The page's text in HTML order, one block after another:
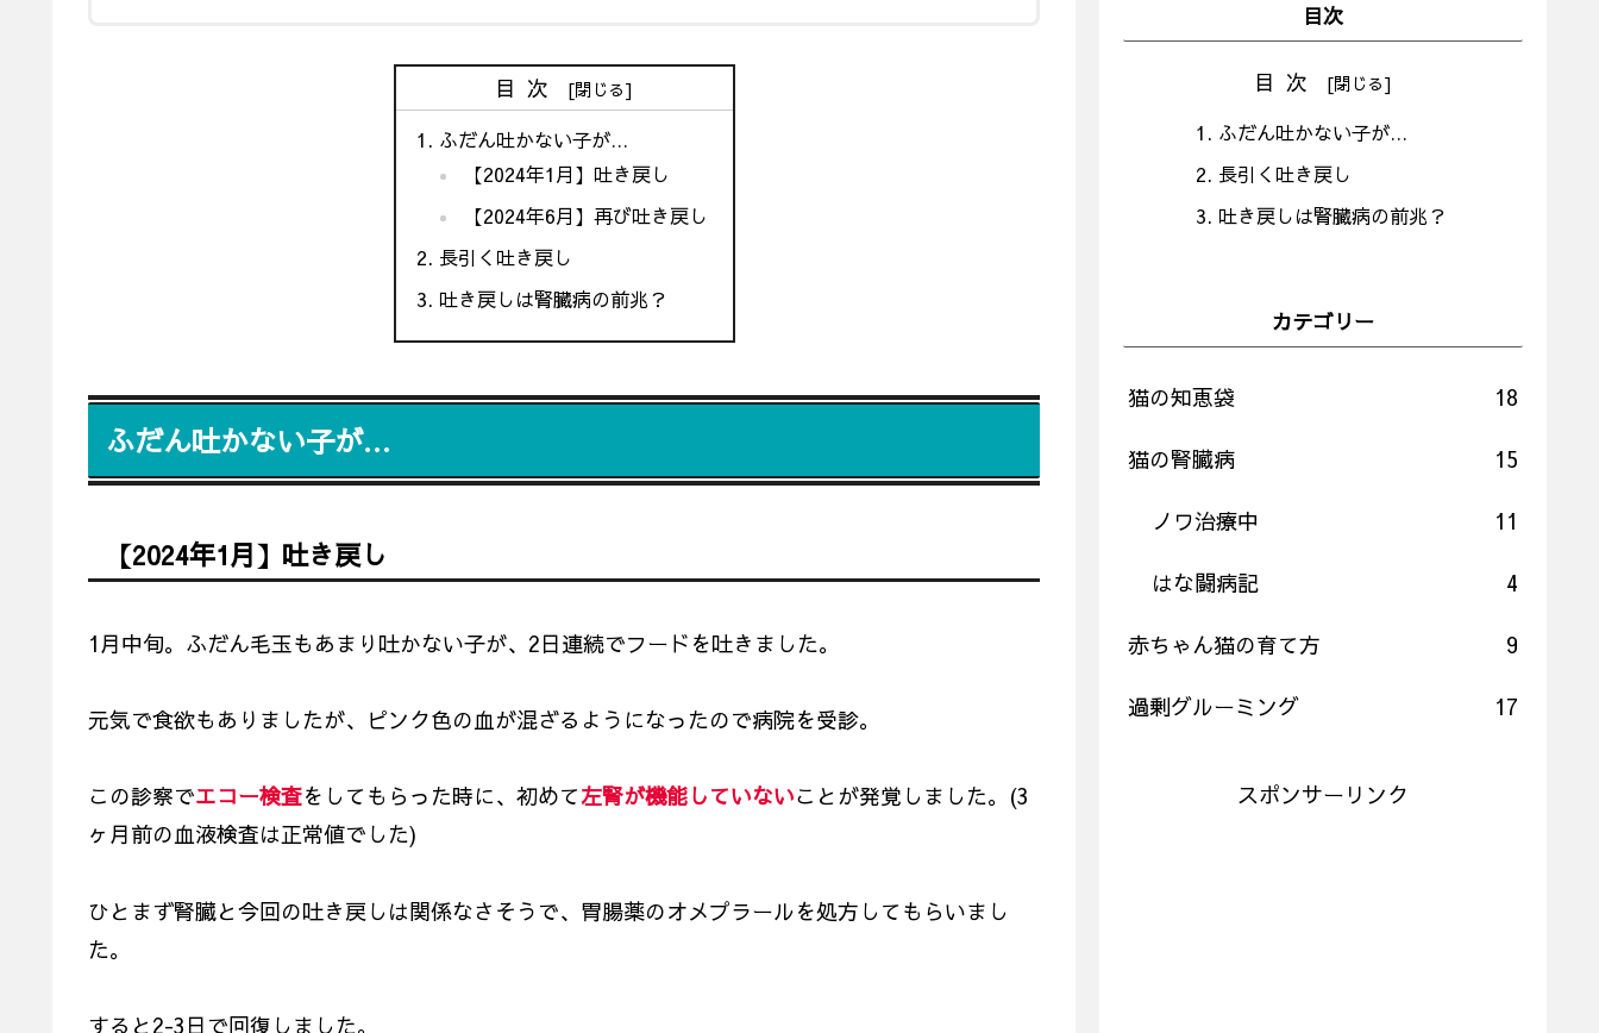
目次
ふだん吐かない子が…
【2024年1月】吐き戻し
【2024年6月】再び吐き戻し
長引く吐き戻し
吐き戻しは腎臓病の前兆？
ふだん吐かない子が…
【2024年1月】吐き戻し
1月中旬。ふだん毛玉もあまり吐かない子が、2日連続でフードを吐きました。
元気で食欲もありましたが、ピンク色の血が混ざるようになったので病院を受診。
この診察でエコー検査をしてもらった時に、初めて左腎が機能していないことが発覚しました。(3
ヶ月前の血液検査は正常値でした)
ひとまず腎臓と今回の吐き戻しは関係なさそうで、胃腸薬のオメプラールを処方してもらいまし
た。
すると2-3日で回復しました。
目次
目次
ふだん吐かない子が…
長引く吐き戻し
吐き戻しは腎臓病の前兆？
カテゴリー
猫の知恵袋 18
猫の腎臓病 15
ノワ治療中 11
はな闘病記 4
赤ちゃん猫の育て方 9
過剰グルーミング 17
スポンサーリンク